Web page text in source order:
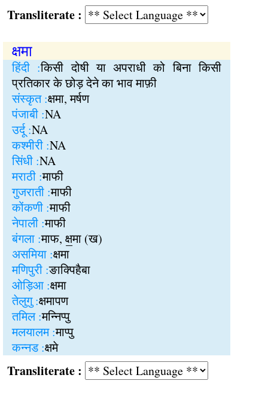
:
क्षमा
हिंदी :किसी दोषी या अपराधी को बिना किसी
प्रतिकार के छोड़ देने का भाव माफ़ी
संस्कृत :क्षमा, मर्षण
पंजाबी :NA
उर्दू :NA
कश्मीरी :NA
सिंधी :NA
मराठी :माफी
गुजराती :माफी
कोंकणी :माफी
नेपाली :माफी
बंगला :माफ, क्ष॒मा (ख)
असमिया :क्षमा
मणिपुरी :ङाक्पिहैबा
ओड़िआ :क्षमा
तेलुगु :क्षमापण
तमिल :मन्निप्पु
मलयालम :माप्पु
कन्नड :क्षमे
: